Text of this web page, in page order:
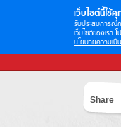
เว็บไซต์นี้ใช้คุ
รับประสบการณ์
เว็บไซต์ของเรา
นโยบายความเป็
Share